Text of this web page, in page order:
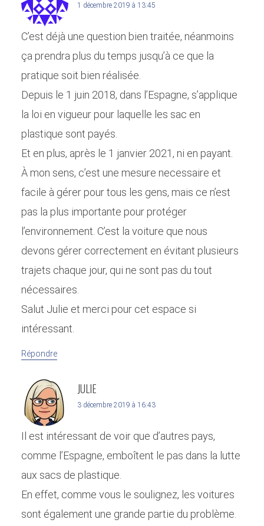
1 décembre 2019 à 13:45
C’est déjà une question bien traitée, néanmoins
ça prendra plus du temps jusqu’à ce que la
pratique soit bien réalisée.
Depuis le 1 juin 2018, dans l’Espagne, s’applique
la loi en vigueur pour laquelle les sac en
plastique sont payés.
Et en plus, après le 1 janvier 2021, ni en payant.
À mon sens, c’est une mesure necessaire et
facile à gérer pour tous les gens, mais ce n’est
pas la plus importante pour protéger
l’environnement. C’est la voiture que nous
devons gérer correctement en évitant plusieurs
trajets chaque jour, qui ne sont pas du tout
nécessaires.
Salut Julie et merci pour cet espace si
intéressant.
Répondre
JULIE
3 décembre 2019 à 16:43
Il est intéressant de voir que d’autres pays,
comme l’Espagne, emboîtent le pas dans la lutte
aux sacs de plastique.
En effet, comme vous le soulignez, les voitures
sont également une grande partie du problème.